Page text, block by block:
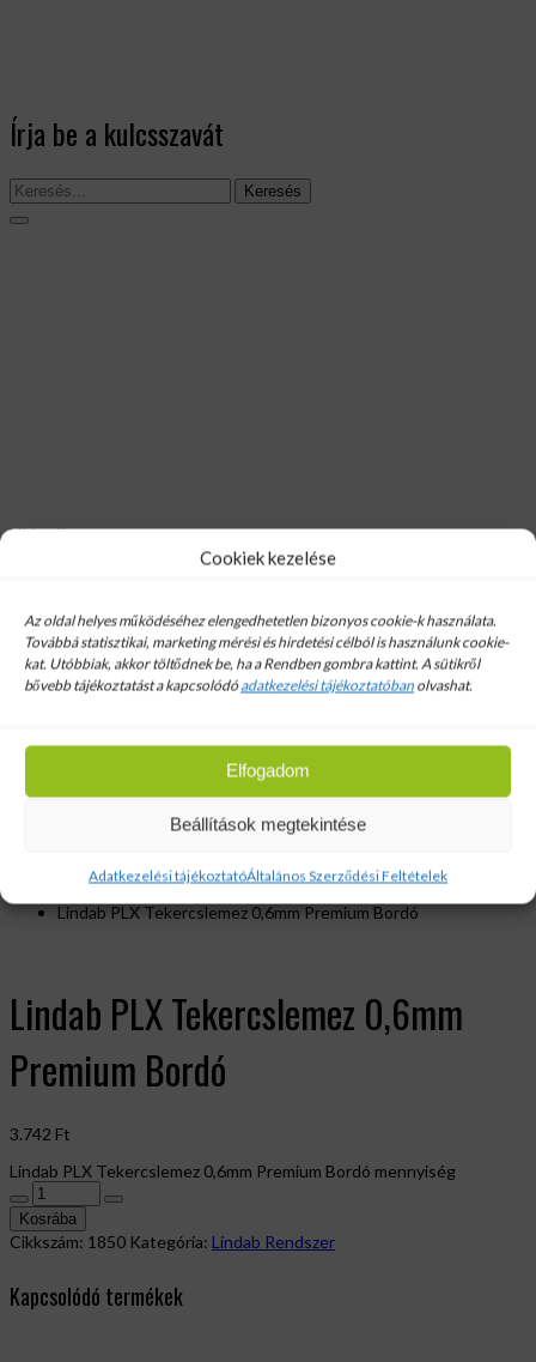
Cookiek kezelése
Az oldal helyes működéséhez elengedhetetlen bizonyos cookie-k használata.
Továbbá statisztikai, marketing mérési és hirdetési célból is használunk cookie-
kat. Utóbbiak, akkor töltődnek be, ha a Rendben gombra kattint. A sütikről
bővebb tájékoztatást a kapcsolódó adatkezelési tájékoztatóban olvashat.
Elfogadom
Beállítások megtekintése
Adatkezelési tájékoztatóÁltalános Szerződési Feltételek
Írja be a kulcsszavát
Keresés
Hírlevél
Premium Bordó
Lindab PLX Tekercslemez 0,6mm Premium Bordó
Lindab PLX Tekercslemez 0,6mm
Premium Bordó
3.742 Ft
Lindab PLX Tekercslemez 0,6mm Premium Bordó mennyiség
Kosrába
Cikkszám: 1850 Kategória: Lindab Rendszer
Kapcsolódó termékek